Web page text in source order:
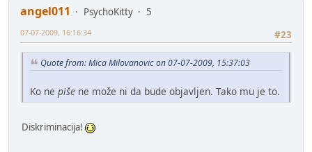
angel011 PsychoKitty
5
#23
07-07-2009, 16:16:34
Quote from: Mica Milovanovic on 07-07-2009, 15:37:03
Ko ne piše ne može ni da bude objavljen. Tako mu je to.
Diskriminacija!